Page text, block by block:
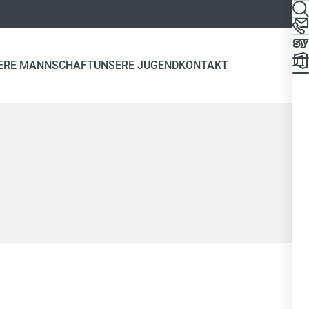
MANNSCHAFTUNSERE JUGENDKONTAKT